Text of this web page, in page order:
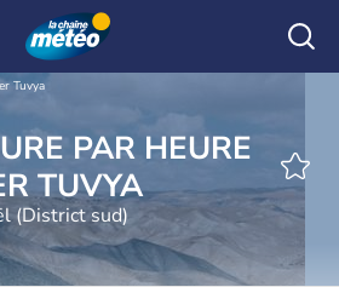
Tuvya
PAR HEURE
TUVYA
(District sud)